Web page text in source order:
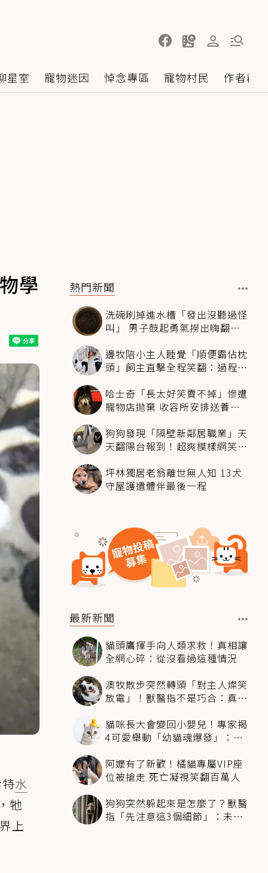
星室 寵物迷因 悼念專區 寵物村民 作者群
學
水
牠
上
熱門新聞
洗碗刷掉進水槽「發出沒聽過怪
叫」 男子鼓起勇氣撈出嗨翻：
邊牧陪小主人睡覺「順便霸佔枕
頭」飼主直擊全程笑翻：過程絲
哈士奇「長太好笑賣不掉」慘遭
寵物店拋棄 收容所安排送養活
狗狗發現「隔壁新鄰居職業」天
天翻陽台報到！超爽模樣網笑
坪林獨居老翁離世無人知 13犬
守屋護遺體伴最後一程
最新新聞
貓頭鷹揮手向人類求救！真相讓
全網心碎：從沒看過這種情況
澳牧散步突然轉頭「對主人燦笑
放電」！獸醫指不是巧合：真相
貓咪長大會變回小嬰兒！專家揭
4可愛舉動「幼貓魂爆發」：本
阿嬤有了新歡！橘貓專屬VIP座
位被搶走 死亡凝視笑翻百萬人
狗狗突然躲起來是怎麼了？獸醫
指「先注意這3個細節」：未必